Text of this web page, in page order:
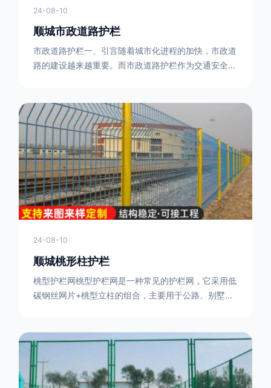
24-08-10
顺城市政道路护栏
市政道路护栏一、引言随着城市化进程的加快，市政道
路的建设越来越重要。而市政道路护栏作为交通安全的
的功能防护功能：市政道路护栏的主要功能是防止车辆
失控，保护行人安全。它可以有效地阻止因驾驶员疏忽
或车辆故障而导致的事故发生，减少交通事故的发生
率。隔离功能：市政道路护栏可以将道路与人行道、绿
化带等隔离开来，避
24-08-10
顺城桃形柱护栏
桃型护栏网桃型护栏网是一种常见的护栏网，它采用低
碳钢丝网片+桃型立柱的组合，主要用于公路、别墅小
型，安装方便。桃型护栏网的安装方法如下：先固定
17631598285根色谱柱，然后将网格钩在此色谱柱
上，然后将第二根色谱柱钩在网格上，然后将其拧紧，
然后类推，一套一套的安装即可。该安装牢固美观，不